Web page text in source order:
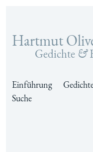
Zum Inhalt springen
Hartmut
Gedichte &
Einführung
Suche